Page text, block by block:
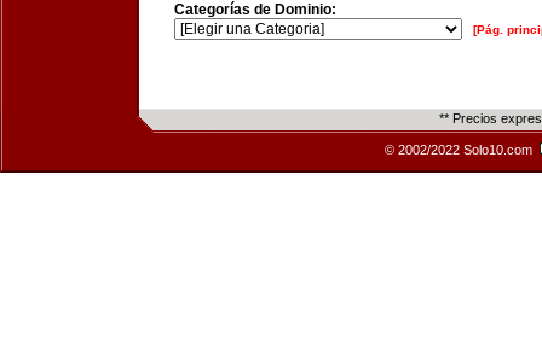
Categorías de Dominio:
[Pág.
** Precios
© 2002/2022 Solo10.com